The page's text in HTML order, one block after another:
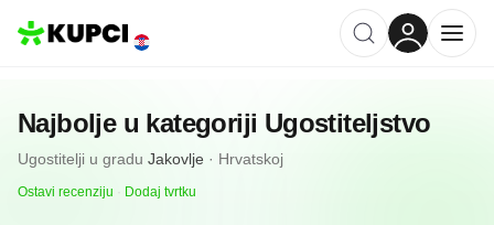
Najbolje u kategoriji Ugostiteljstvo
Ugostitelji u gradu Jakovlje · Hrvatskoj
Ostavi recenziju Dodaj tvrtku